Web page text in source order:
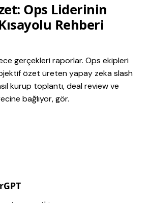
Ops Liderinin
Rehberi
gerçekleri raporlar. Ops ekipleri
özet üreten yapay zeka slash
kurup toplantı, deal review ve
bağlıyor, gör.